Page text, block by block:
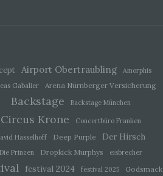
Airport Obertraubling
Amorphis
Gabalier
Arena Nürnberger Versicherung
Backstage Backstage München
Circus Krone
Concertbüro Franken
Hasselhoff
Deep Purple Der Hirsch
Die Prinzen Dropkick Murphys eisbrecher
festival 2024 festival 2025 Godsmack
einer